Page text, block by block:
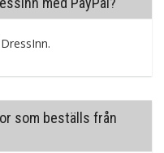
som beställs från